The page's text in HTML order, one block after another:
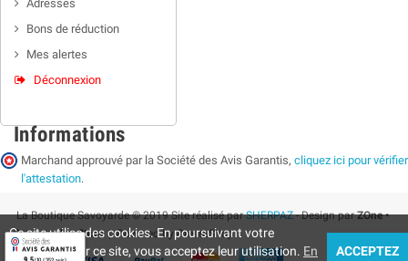
Adresses
Bons de réduction
Mes alertes
Déconnexion
Informations
Marchand approuvé par la Société des Avis Garantis, cliquez ici pour vérifier
l'attestation.
La Boutique Savoyarde © 2019 Site réalisé parSHERPAZ- Design parZOne •
Supermarket Store| Powered by PrestaShop
Ce site utilise des cookies. En poursuivant votre
navigation sur ce site, vous acceptez leur utilisation. En ACCEPTEZ